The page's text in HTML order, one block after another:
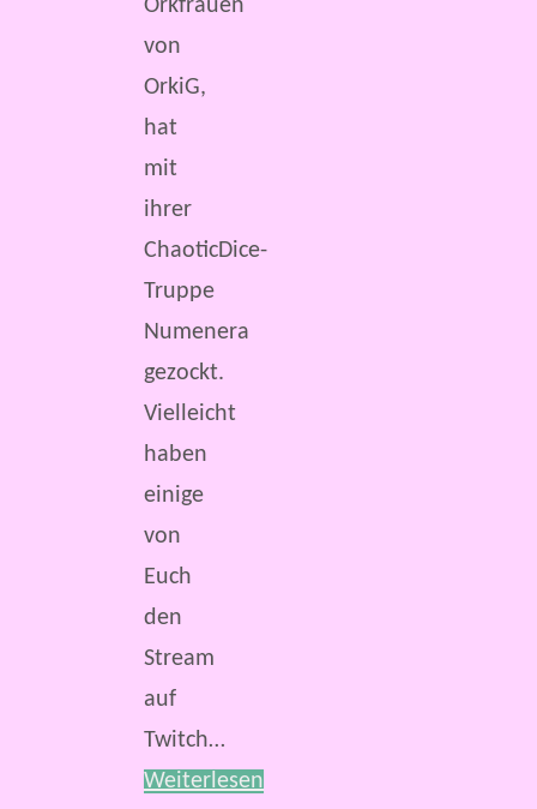
Orkfrauen
von
OrkiG,
hat
mit
ihrer
ChaoticDice-
Truppe
Numenera
gezockt.
Vielleicht
haben
einige
von
Euch
den
Stream
auf
Twitch…
Weiterlesen